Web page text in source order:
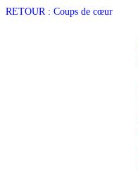
RETOUR : Coups de cœur